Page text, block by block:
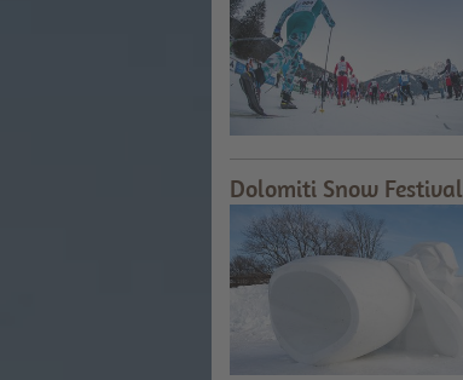
Dolomiti Snow Festival